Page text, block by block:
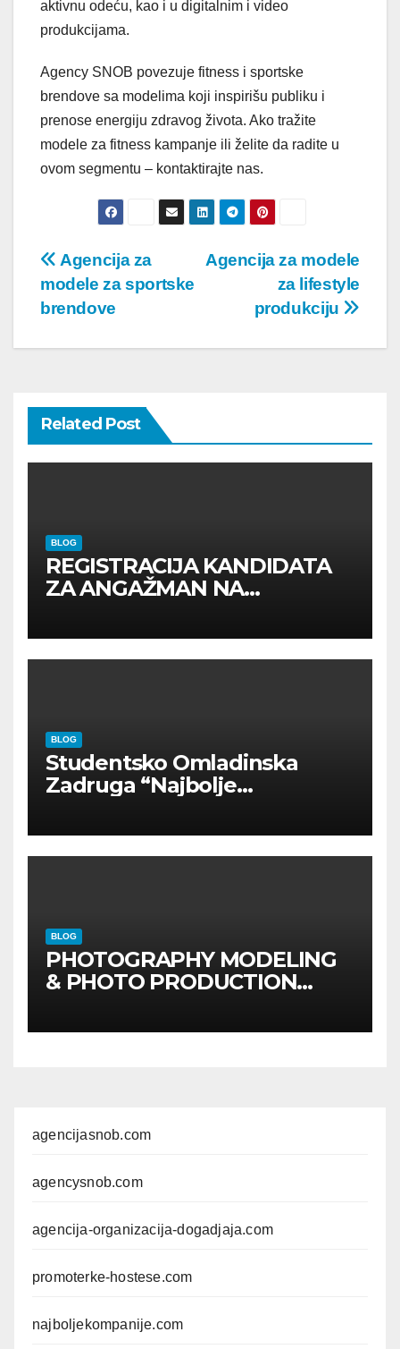
aktivnu odeću, kao i u digitalnim i video
produkcijama.
Agency SNOB povezuje fitness i sportske
brendove sa modelima koji inspirišu publiku i
prenose energiju zdravog života. Ako tražite
modele za fitness kampanje ili želite da radite u
ovom segmentu – kontaktirajte nas.
Post
navigation
Agencija za modele
za lifestyle
produkciju
Agencija za
modele za sportske
brendove
Related Post
BLOG
REGISTRACIJA KANDIDATA
ZA ANGAŽMAN NA
BLOG
Studentsko Omladinska
Zadruga “Najbolje
BLOG
PHOTOGRAPHY MODELING
& PHOTO PRODUCTION
kroz foto modele,
agencijasnob.com
agencysnob.com
agencija-organizacija-dogadjaja.com
promoterke-hostese.com
najboljekompanije.com